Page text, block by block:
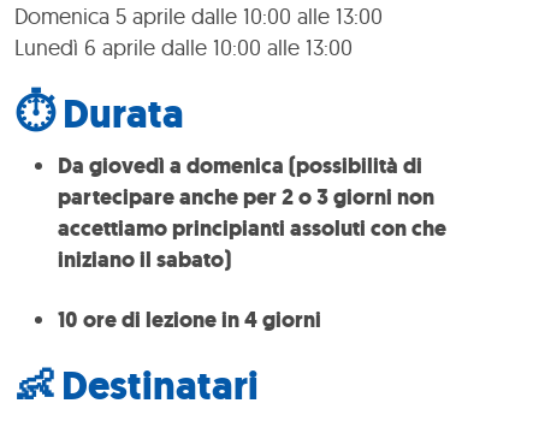
Domenica 5 aprile dalle 10:00 alle 13:00
Lunedì 6 aprile dalle 10:00 alle 13:00
⏱ Durata
Da giovedì a domenica (possibilità di
partecipare anche per 2 o 3 giorni non
accettiamo principianti assoluti con che
iniziano il sabato)
10 ore di lezione in 4 giorni
👶 Destinatari